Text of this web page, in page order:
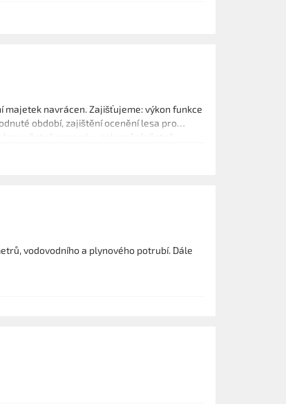
navrácen. Zajišťujeme: výkon funkce
období, zajištění ocenění lesa pro
včetně pozemku, zalesnění včetně
prostředky a pomůcky pro Vaší práci a
přístup k zákazníkovi.
vodovodního a plynového potrubí. Dále